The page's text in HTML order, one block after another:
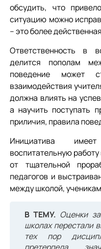
обсудить, что
ситуацию можно
– это более
Ответственность в
делится пополам
поведение может
взаимодействия
должна влиять на
а научить поступать
приличия, правила
Инициатива
воспитательную
от тщательной
педагогов и
между школой,
В ТЕМУ. Оценки
школах перестали
тех пор